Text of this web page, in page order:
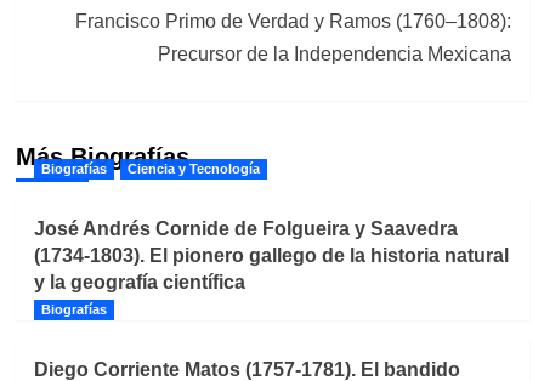
Francisco Primo de Verdad y Ramos (1760–1808):
Precursor de la Independencia Mexicana
Más Biografías
Biografías Ciencia y Tecnología
José Andrés Cornide de Folgueira y Saavedra
(1734-1803). El pionero gallego de la historia natural
y la geografía científica
Biografías
Diego Corriente Matos (1757-1781). El bandido